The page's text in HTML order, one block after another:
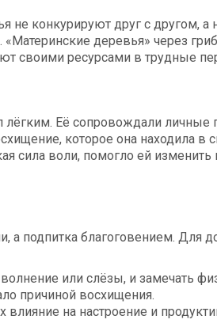
не конкурируют друг с другом, а
деревья» через
своими ресурсами в трудные
Её сопровождали личные
которое она находила в
сила воли, помогло ей изменить
а подпитка благоговением. Для
или слёзы, и замечать
причиной восхищения.
на настроение и